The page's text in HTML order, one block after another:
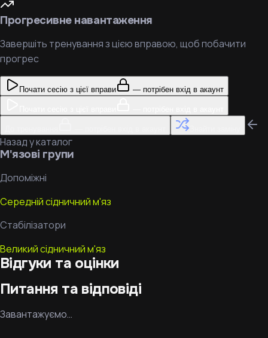
Прогресивне навантаження
Завершіть тренування з цією вправою, щоб побачити
прогрес
Почати сесію з цієї вправи — потрібен вхід в акаунт
Назад у каталог
М'язові групи
Допоміжні
Середній сідничний м'яз
Стабілізатори
Великий сідничний м'яз
Відгуки та оцінки
Питання та відповіді
Завантажуємо…